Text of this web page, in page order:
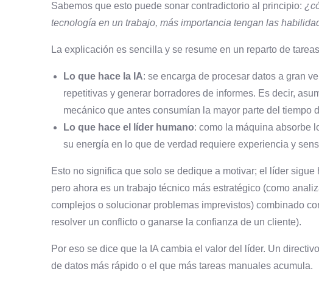
Sabemos que esto puede sonar contradictorio al principio:
tecnología en un trabajo, más importancia tengan las
La explicación es sencilla y se resume en un reparto de
Lo que hace la IA: se encarga de procesar datos a gran
repetitivas y generar borradores de informes. Es decir,
mecánico que antes consumían la mayor parte del tiempo
Lo que hace el líder humano: como la máquina absorbe
su energía en lo que de verdad requiere experiencia y
Esto no significa que solo se dedique a motivar; el líder
pero ahora es un trabajo técnico más estratégico (como
complejos o solucionar problemas imprevistos) combinado
resolver un conflicto o ganarse la confianza de un cliente).
Por eso se dice que la IA cambia el valor del líder. Un
de datos más rápido o el que más tareas manuales acumula.